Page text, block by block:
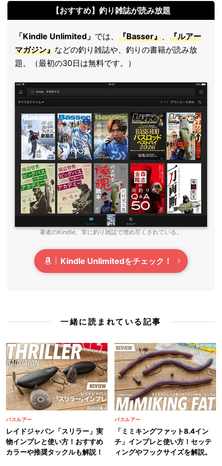
【おすすめ】釣り雑誌が読み放題
「Kindle Unlimited」 では、 『Basser』、 『ルアー
マガジン』などの釣り雑誌や、釣りの書籍が読み放
題。（最初の30日は無料です。）
著者のKindle。常に釣り雑誌で埋め尽くされている。
Kindle Unlimitedをチェック！
一緒に読まれている記事
レイドジャパン「スリラー」実
物インプレと使い方！おすすめ
カラーや推奨タックルも解説！
バスルアー
「ミミキングファット8.4イン
チ」インプレと使い方！セッテ
ィングやフックサイズを解説。
バスルアー